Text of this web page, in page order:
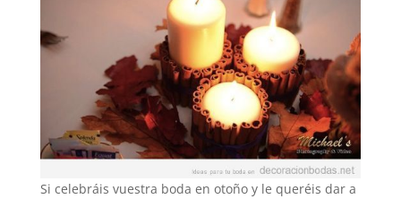
Si celebráis vuestra boda en otoño y le queréis dar a